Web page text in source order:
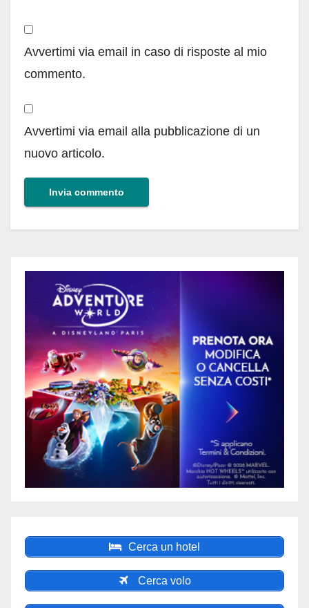
Avvertimi via email in caso di risposte al mio
commento.
Avvertimi via email alla pubblicazione di un
nuovo articolo.
Cerca un hotel
Cerca volo